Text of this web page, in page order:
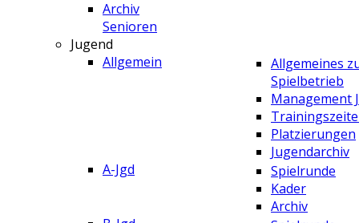
Archiv
Senioren
Jugend
Allgemein
Allgemeines
Spielbetrieb
Management
Platzierungen
Jugendarchiv
A-Jgd
Spielrunde
Kader
Archiv